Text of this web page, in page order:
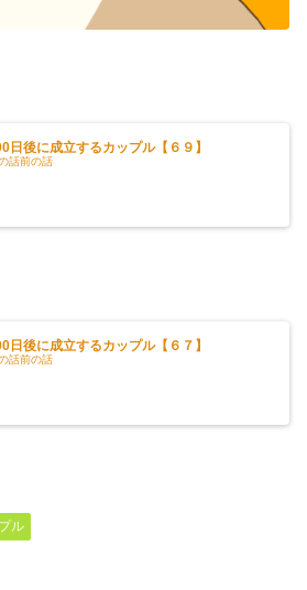
日後に成立するカップル【６９】
話前の話
日後に成立するカップル【６７】
話前の話
ル